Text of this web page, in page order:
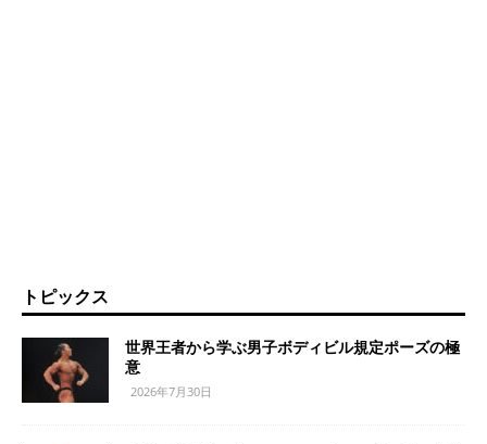
トピックス
世界王者から学ぶ男子ボディビル規定ポーズの極
意
2026年7月30日